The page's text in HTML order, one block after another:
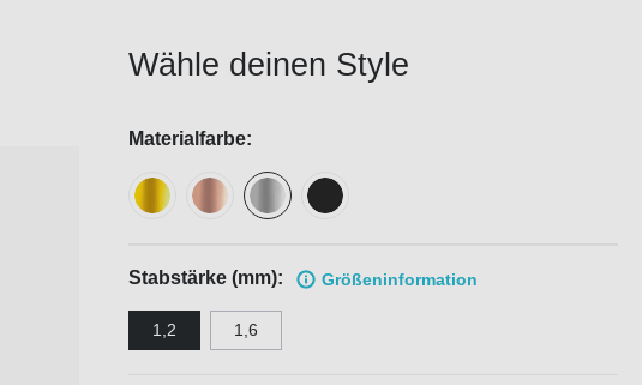
Wähle deinen Style
Materialfarbe:
Stabstärke (mm): Größeninformation
1,2 1,6